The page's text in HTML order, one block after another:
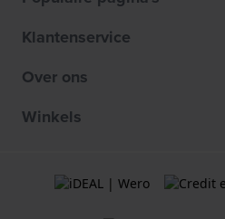
Klantenservice
Over ons
Winkels